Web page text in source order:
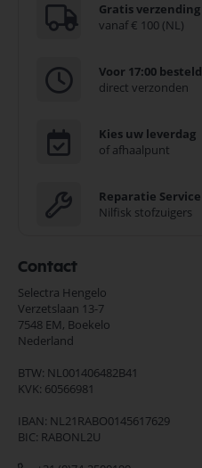
Gratis verzending
vanaf € 100 (NL)
Voor 17:00 besteld
direct verzonden
Kies uw leverdag
of afhaalpunt
Reparatie Service
Nilfisk stofzuigers
Contact
Selectra Hengelo
Verzetslaan 13-7
7548 EM, Boekelo
Nederland
BTW: NL001406482B41
KVK: 60566981
IBAN: NL21RABO0145617629
BIC: RABONL2U